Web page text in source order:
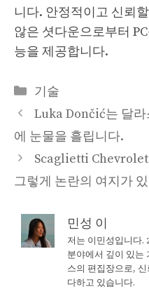
니다. 안정적이고 신뢰
않은 셧다운으로부터
능을 제공합니다.
Categories
기술
Luka Dončić는 달라
에 눈물을 흘립니다.
Scaglietti
그렇게 논란의 여지가
민성 이
저는 이민성입니다.
분야에서 깊이 있는
스의 편집장으로,
다하고 있습니다.